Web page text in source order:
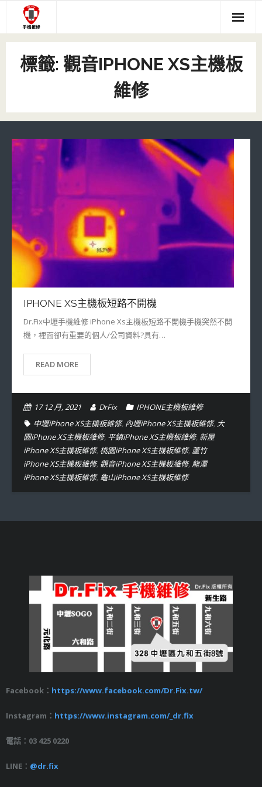
content
關於我們
服務項目
- iPhone螢幕維修說明
- #116 (無標題)
- 中壢音頻IC 現場馬上修
- IPHONE維修專區
- IPAD維修專區
- 三星維修專區
- ASUS維修專區
- HTC維修專區
- SONY維修專區
- OPPO維修專區
- 小米(紅米)維修專區
- 華為/GOOGLE/NOKIA/VIVO/其他維修專區
IPHONE主機板維修
Q&A(送修前參考)
標籤: 觀音IPHONE XS主機板
維修
IPHONE XS主機板短路不開機
Dr.Fix中壢手機維修 iPhone Xs主機板短路不開機手機突然不開
機，裡面卻有重要的個人/公司資料?具有…
READ MORE
17 12 月, 2021 DrFix
IPHONE主機板維修
中壢iPhone XS主機板維修, 內壢iPhone XS主機板維修, 大
園iPhone XS主機板維修, 平鎮iPhone XS主機板維修, 新屋
iPhone XS主機板維修, 桃園iPhone XS主機板維修, 蘆竹
iPhone XS主機板維修, 觀音iPhone XS主機板維修, 龍潭
iPhone XS主機板維修, 龜山iPhone XS主機板維修
Facebook： https://www.facebook.com/Dr.Fix.tw/
Instagram： https://www.instagram.com/_dr.fix
電話：03 425 0220
LINE： @dr.fix